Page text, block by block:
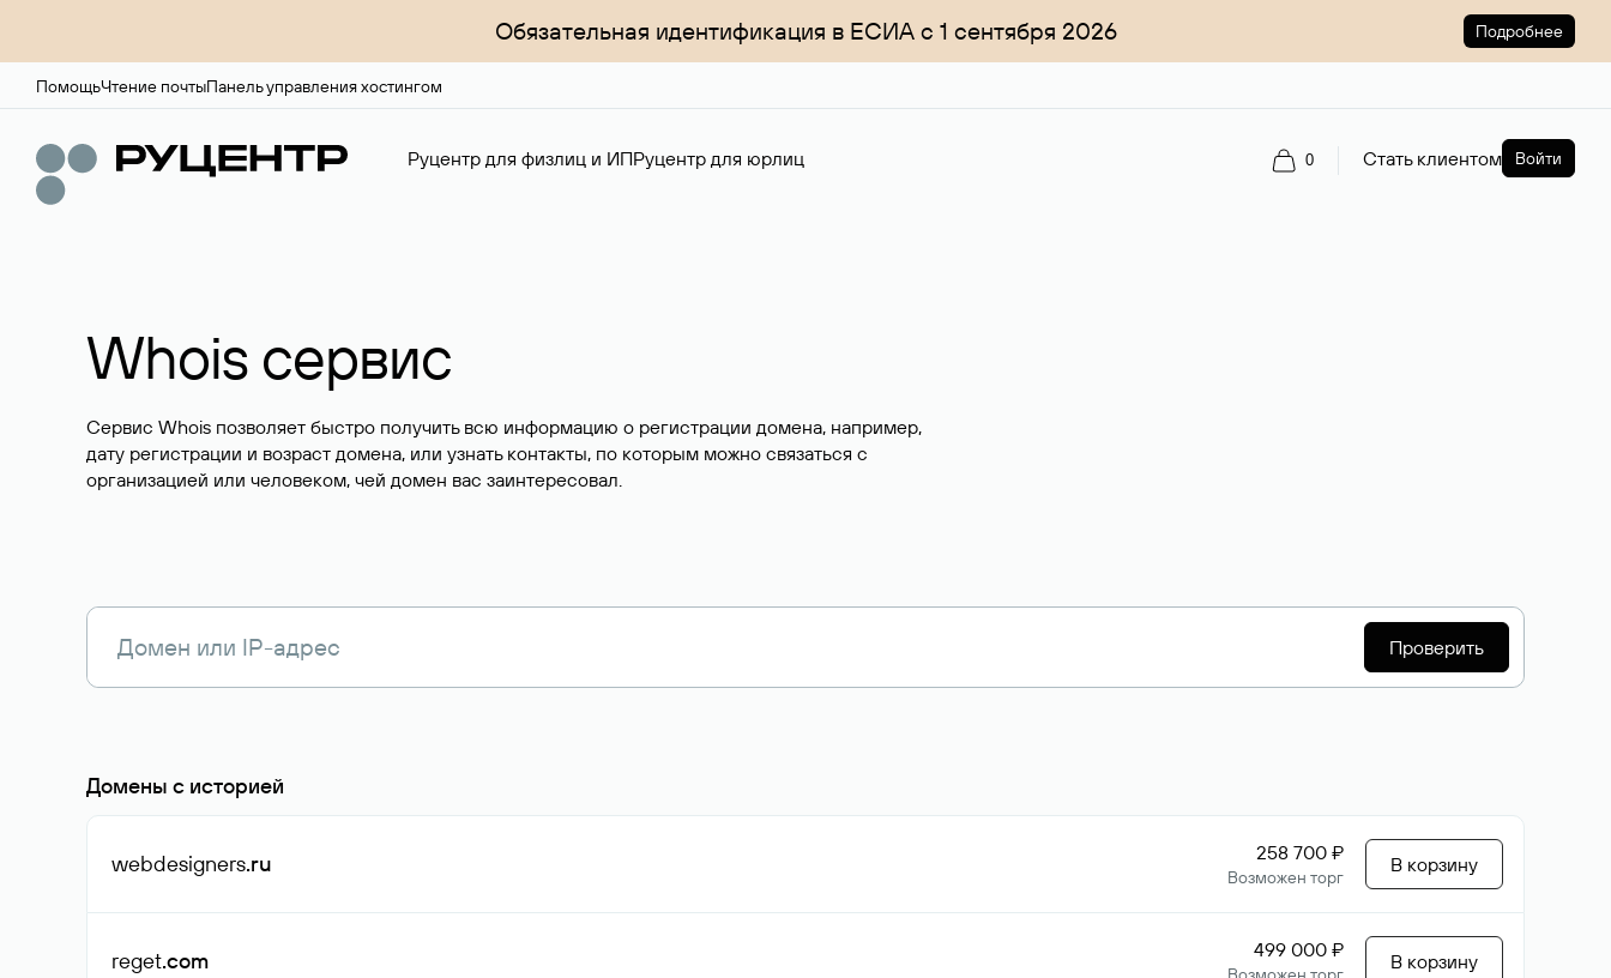
Обязательная идентификация в ЕСИА с 1 сентября 2026 Подробнее
ПомощьЧтение почтыПанель управления хостингом
Руцентр для физлиц и ИПРуцентр для юрлиц 0 Стать клиентом Войти
Whois сервис
Сервис Whois позволяет быстро получить всю информацию о регистрации домена, например,
дату регистрации и возраст домена, или узнать контакты, по которым можно связаться с
организацией или человеком, чей домен вас заинтересовал.
Проверить
Домены с историей
webdesigners.ru 258 700 ₽
Возможен торг
В корзину
reget.com 499 000 ₽ В корзину